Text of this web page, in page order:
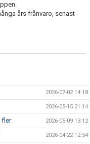
års frånvaro, senast
2026-07-02 14:18
2026-05-15 21:14
fler 2026-05-09 13:12
2026-04-22 12:54